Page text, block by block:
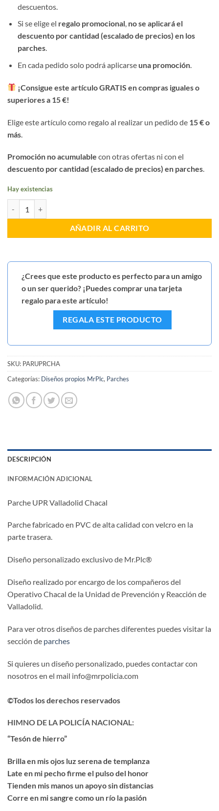
descuentos.
Si se elige el regalo promocional, no se aplicará el
descuento por cantidad (escalado de precios) en los
parches.
En cada pedido solo podrá aplicarse una promoción.
¡Consigue este artículo GRATIS en compras iguales o
superiores a 15 €!
Elige este artículo como regalo al realizar un pedido de 15 € o
más
Promoción no acumulable con otras ofertas ni con el
descuento por cantidad (escalado de precios) en parches.
Hay existencias
AÑADIR AL CARRITO
¿Crees que este producto es perfecto para un amigo
o un ser querido? ¡Puedes comprar una tarjeta
regalo para este artículo!
REGALA ESTE PRODUCTO
SKU: PARUPRCHA
Categorías: Diseños propios MrPlc, Parches
DESCRIPCIÓN
INFORMACIÓN ADICIONAL
Parche UPR Valladolid Chacal
Parche fabricado en PVC de alta calidad con velcro en la
parte trasera.
Diseño personalizado exclusivo de Mr.Plc®
Diseño realizado por encargo de los compañeros del
Operativo Chacal de la Unidad de Prevención y Reacción de
Valladolid.
Para ver otros diseños de parches diferentes puedes visitar la
sección de parches
Si quieres un diseño personalizado, puedes contactar con
nosotros en el mail info@mrpolicia.com
©Todos los derechos reservados
HIMNO DE LA POLICÍA NACIONAL:
“Tesón de hierro”
Brilla en mis ojos luz serena de templanza
Late en mi pecho firme el pulso del honor
Tienden mis manos un apoyo sin distancias
Corre en mi sangre como un río la pasión